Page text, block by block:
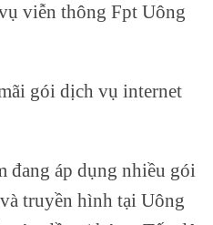
viễn thông Fpt Uông
gói dịch vụ internet
đang áp dụng nhiều gói
truyền hình tại Uông